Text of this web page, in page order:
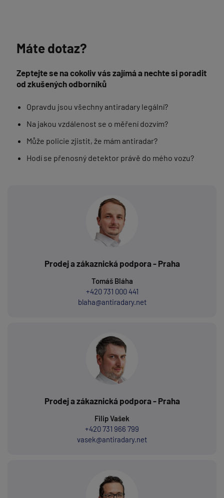
Máte dotaz?
Zeptejte se na cokoliv vás zajímá a nechte si poradit
od zkušených odborníků
Opravdu jsou všechny antiradary legální?
Na jakou vzdálenost se o měření dozvím?
Může policie zjistit, že mám antiradar?
Hodí se přenosný detektor právě do mého vozu?
Prodej a zákaznická podpora - Praha
Tomáš Bláha
+420 731 000 441
blaha@antiradary.net
Prodej a zákaznická podpora - Praha
Filip Vašek
+420 731 966 799
vasek@antiradary.net